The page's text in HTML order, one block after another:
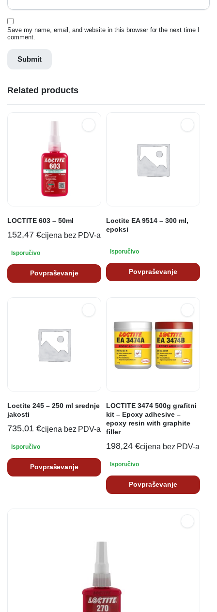
Save my name, email, and website in this browser for the next time I
comment.
Related products
LOCTITE 603 – 50ml
152,47 €cijena bez PDV-a
Isporučivo
Povpraševanje
Loctite EA 9514 – 300 ml,
epoksi
Isporučivo
Povpraševanje
Loctite 245 – 250 ml srednje
jakosti
735,01 €cijena bez PDV-a
Isporučivo
Povpraševanje
LOCTITE 3474 500g grafitni
kit – Epoxy adhesive –
epoxy resin with graphite
filler
198,24 €cijena bez PDV-a
Isporučivo
Povpraševanje